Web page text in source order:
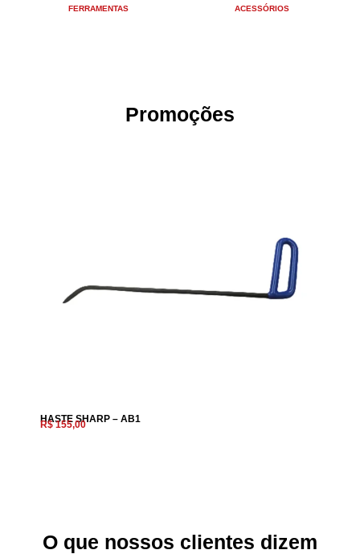
FERRAMENTAS ACESSÓRIOS
Promoções
HASTE SHARP – AB1
R$155,00
O que nossos clientes dizem